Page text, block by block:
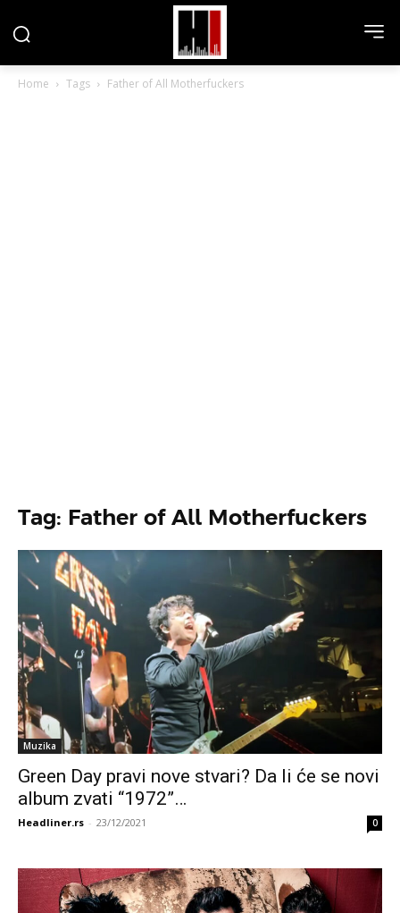
Home Tags Father of All Motherfuckers
Tag: Father of All Motherfuckers
Muzika
Green Day pravi nove stvari? Da li će se novi
album zvati “1972”…
Headliner.rs - 23/12/2021 0